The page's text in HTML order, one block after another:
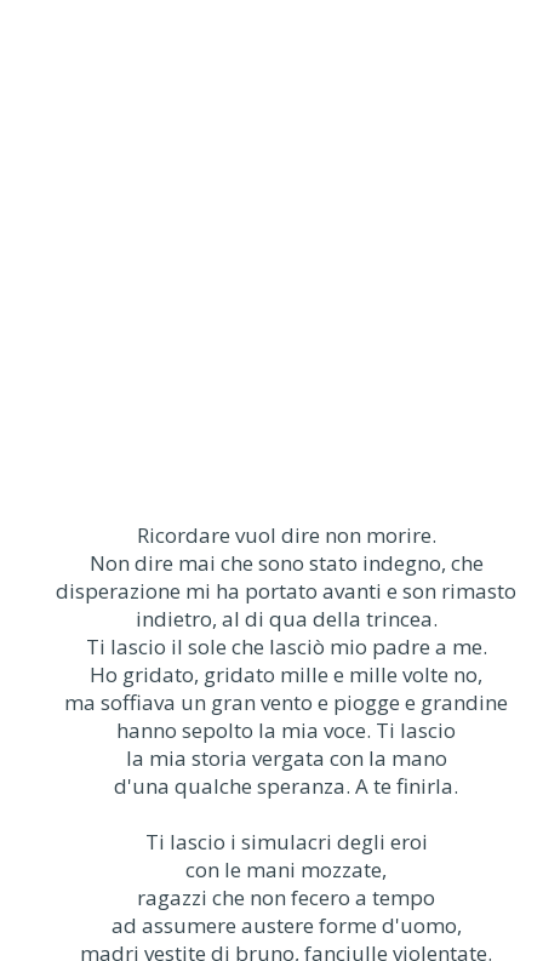
Ricordare vuol dire non morire.
Non dire mai che sono stato indegno, che
disperazione mi ha portato avanti e son rimasto
indietro, al di qua della trincea.
Ti lascio il sole che lasciò mio padre a me.
Ho gridato, gridato mille e mille volte no,
ma soffiava un gran vento e piogge e grandine
hanno sepolto la mia voce. Ti lascio
la mia storia vergata con la mano
d'una qualche speranza. A te finirla.
Ti lascio i simulacri degli eroi
con le mani mozzate,
ragazzi che non fecero a tempo
ad assumere austere forme d'uomo,
madri vestite di bruno, fanciulle violentate.